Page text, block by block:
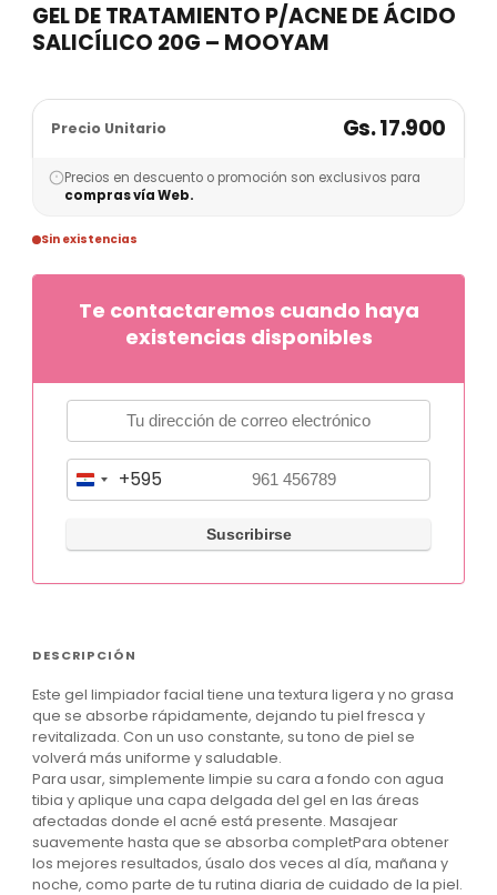
GEL DE TRATAMIENTO P/ACNE DE ÁCIDO
SALICÍLICO 20G – MOOYAM
Precio Unitario Gs. 17.900
Precios en descuento o promoción son exclusivos para
compras vía Web.
Sin existencias
Te contactaremos cuando haya
existencias disponibles
P
r
a
y
+
5
9
5
+595
DESCRIPCIÓN
Este gel limpiador facial tiene una textura ligera y no grasa
que se absorbe rápidamente, dejando tu piel fresca y
revitalizada. Con un uso constante, su tono de piel se
volverá más uniforme y saludable.
Para usar, simplemente limpie su cara a fondo con agua
tibia y aplique una capa delgada del gel en las áreas
afectadas donde el acné está presente. Masajear
suavemente hasta que se absorba completPara obtener
los mejores resultados, úsalo dos veces al día, mañana y
noche, como parte de tu rutina diaria de cuidado de la piel.